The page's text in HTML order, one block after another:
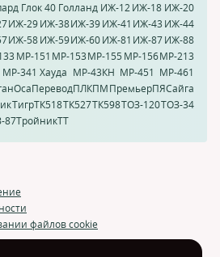
Глок 40 Голланд ИЖ-12 ИЖ-18 ИЖ-20
ИЖ-29ИЖ-38ИЖ-39ИЖ-41 ИЖ-43 ИЖ-44
ИЖ-58ИЖ-59ИЖ-60ИЖ-81 ИЖ-87ИЖ-88
МР-151 МР-153МР-155 МР-156МР-213
МР-341 Хауда МР-43КН МР-451 МР-461
ОсаПереводПЛКПМПремьерПЯСайга
ТигрТК518ТК527ТК598ТОЗ-120ТОЗ-34
87ТройникТТ
файлов cookie